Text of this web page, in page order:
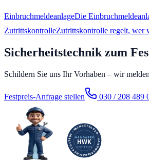
EinbruchmeldeanlageDie
ZutrittskontrolleZutrittskontrolle regelt, wer
Sicherheitstechnik zum
Schildern Sie uns Ihr Vorhaben – wir
Festpreis-Anfrage stellen 030 / 208 489